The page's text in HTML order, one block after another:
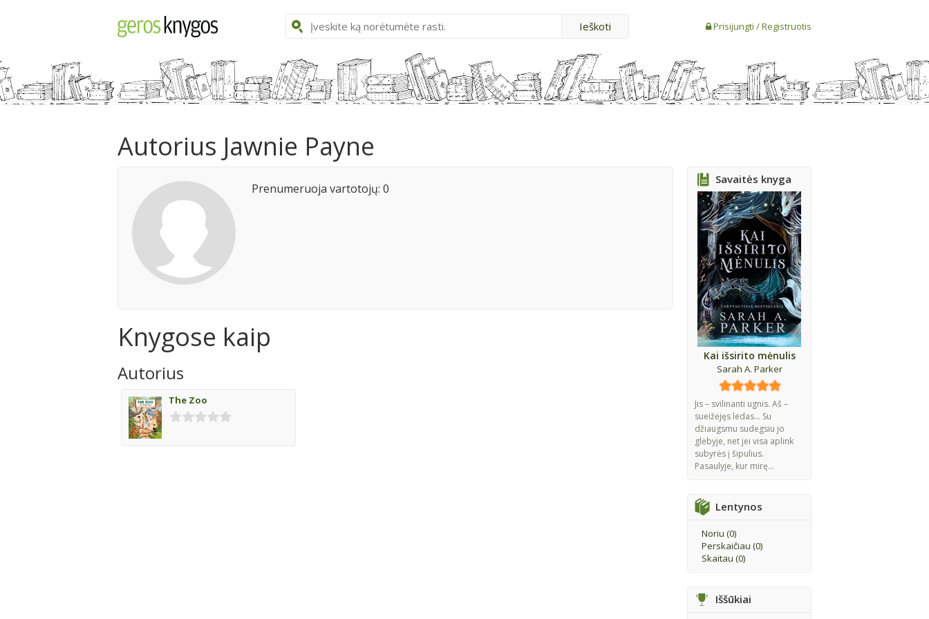
Prisijungti /Registruotis
Savaitės knyga
Kai išsirito mėnulis
Sarah A. Parker
Jis – svilinanti ugnis. Aš –
sueižėjęs ledas... Su
džiaugsmu sudegsiu jo
glėbyje, net jei visa aplink
subyrės į šipulius.
Pasaulyje, kur mirę...
Lentynos
Noriu (0)
Perskaičiau (0)
Skaitau (0)
Iššūkiai
Autorius Jawnie Payne
Prenumeruoja vartotojų: 0
Knygose kaip
Autorius
The Zoo